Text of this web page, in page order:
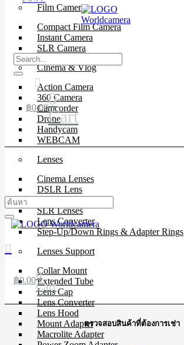
Film Camera
Compact Film Camera
Instant Camera
SLR Camera
Cinema & Vlog
Action Camera
360 Camera
Camcorder
Drone
Handycam
WEBCAM
Lenses
Cinema Lenses
DSLR Lens
Mirrorless Lens
SLR Lenses
Lens Converter
Step-Up/Down Rings & Adapter Rings
Lenses Support
Collar Mount
Extended Tube
Lens Cap
Lens Converter
Lens Hood
Mount Adapter
Macrolite Adapter
฿0.000
Cart
฿0.000
Cart
ตรวจสอบสินค้าที่ต้องการเช่า